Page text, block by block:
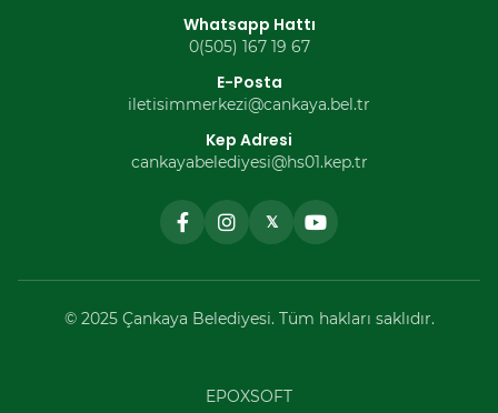
Whatsapp Hattı
0(505) 167 19 67
E-Posta
iletisimmerkezi@cankaya.bel.tr
Kep Adresi
cankayabelediyesi@hs01.kep.tr
𝕏
© 2025 Çankaya Belediyesi. Tüm hakları saklıdır.
EPOXSOFT